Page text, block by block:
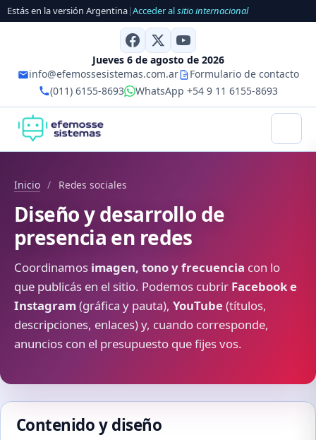
Estás en la versión Argentina|Acceder alsitio internacional
Jueves 6 de agosto de 2026
info@efemossesistemas.com.ar
Formulario de contacto
(011) 6155-8693
WhatsApp +54 9 11 6155-8693
Inicio / Redes sociales
Diseño y desarrollo de
presencia en redes
Coordinamos imagen, tono y frecuencia con lo
que publicás en el sitio. Podemos cubrir Facebook e
Instagram(gráfica y pauta), YouTube(títulos,
descripciones, enlaces) y, cuando corresponde,
anuncios con el presupuesto que fijes vos.
Contenido y diseño